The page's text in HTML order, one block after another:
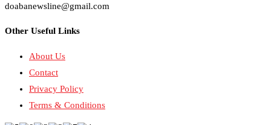
doabanewsline@gmail.com
Other Useful Links
About Us
Contact
Privacy Policy
Terms & Conditions